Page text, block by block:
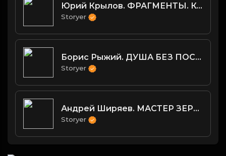
Юрий Крылов. ФРАГМЕНТЫ. КАЛИ-ГРАФИЯ
Storyer
Борис Рыжий. ДУША БЕЗ ПОСРЕДНИКОВ
Storyer
Андрей Ширяев. МАСТЕР ЗЕРКАЛ
Storyer